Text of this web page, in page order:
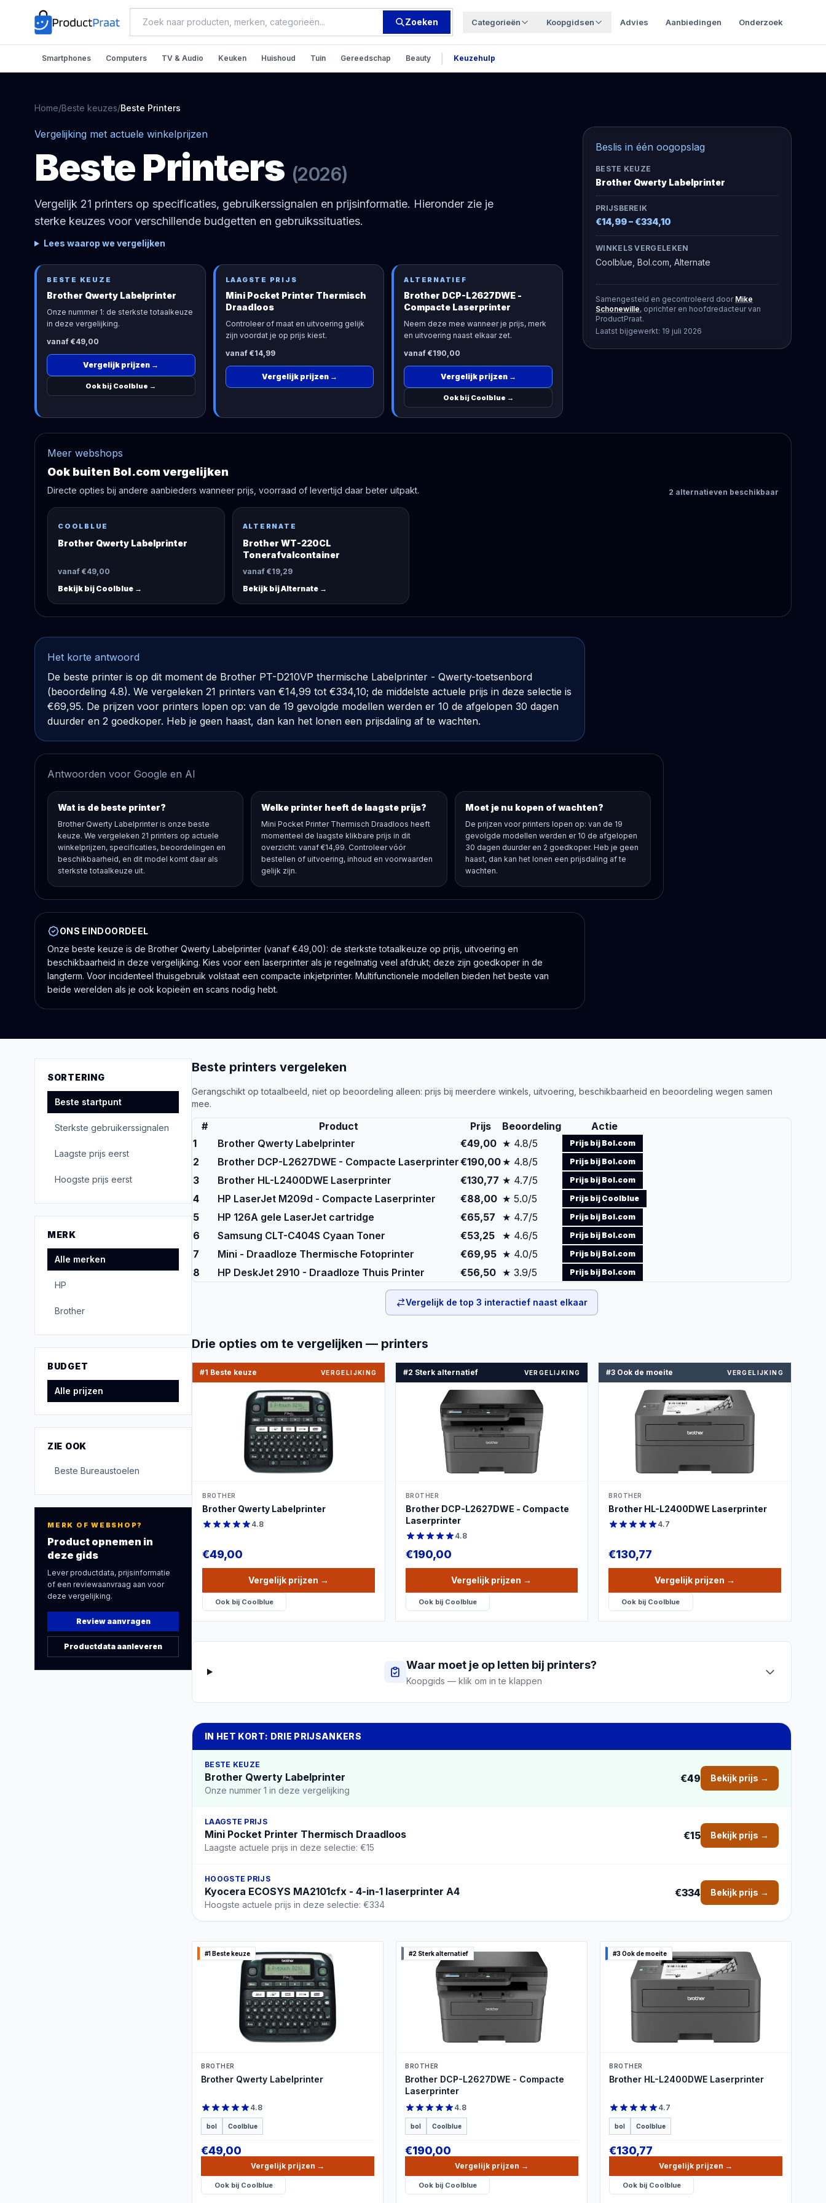
Zoeken Categorieën Koopgidsen Advies Aanbiedingen Onderzoek
Smartphones Computers TV & Audio Keuken Huishoud Tuin Gereedschap Beauty Keuzehulp
Home/Beste keuzes/Beste Printers
Vergelijking met actuele winkelprijzen
BestePrinters (2026)
Vergelijk 21 printers op specificaties, gebruikerssignalen en prijsinformatie. Hieronder zie je
sterke keuzes voor verschillende budgetten en gebruikssituaties.
Lees waarop we vergelijken
BESTE KEUZE
Brother Qwerty Labelprinter
Onze nummer 1: de sterkste totaalkeuze
in deze vergelijking.
vanaf €49,00
Vergelijk prijzen →
Ook bij Coolblue →
LAAGSTE PRIJS
Mini Pocket Printer Thermisch
Draadloos
Controleer of maat en uitvoering gelijk
zijn voordat je op prijs kiest.
vanaf €14,99
Vergelijk prijzen→
ALTERNATIEF
Brother DCP-L2627DWE -
Compacte Laserprinter
Neem deze mee wanneer je prijs, merk
en uitvoering naast elkaar zet.
vanaf €190,00
Vergelijk prijzen→
Ook bij Coolblue →
Beslis in één oogopslag
BESTE KEUZE
Brother Qwerty Labelprinter
PRIJSBEREIK
€14,99– €334,10
WINKELS VERGELEKEN
Coolblue, Bol.com, Alternate
Samengesteld en gecontroleerd door Mike
Schonewille, oprichter en hoofdredacteur van
ProductPraat.
Laatst bijgewerkt: 19 juli 2026
Meer webshops
Ook buiten Bol.com vergelijken
Directe opties bij andere aanbieders wanneer prijs, voorraad of levertijd daar beter uitpakt. 2 alternatieven beschikbaar
COOLBLUE
Brother Qwerty Labelprinter
vanaf €49,00
Bekijk bij Coolblue →
ALTERNATE
Brother WT-220CL
Tonerafvalcontainer
vanaf €19,29
Bekijk bijAlternate→
Het korte antwoord
De beste printer is op dit moment de Brother PT-D210VP thermische Labelprinter - Qwerty-toetsenbord
(beoordeling 4.8). We vergeleken 21 printers van €14,99 tot €334,10; de middelste actuele prijs in deze selectie is
€69,95. De prijzen voor printers lopen op: van de 19 gevolgde modellen werden er 10 de afgelopen 30 dagen
duurder en 2 goedkoper. Heb je geen haast, dan kan het lonen een prijsdaling af te wachten.
Antwoorden voor Google en AI
Wat is de beste printer?
Brother Qwerty Labelprinter is onze beste
keuze. We vergeleken 21 printers op actuele
winkelprijzen, specificaties, beoordelingen en
beschikbaarheid, en dit model komt daar als
sterkste totaalkeuze uit.
Welke printer heeft de laagste prijs?
Mini Pocket Printer Thermisch Draadloos heeft
momenteel de laagste klikbare prijs in dit
overzicht: vanaf €14,99. Controleer vóór
bestellen of uitvoering, inhoud en voorwaarden
gelijk zijn.
Moet je nu kopen of wachten?
De prijzen voor printers lopen op: van de 19
gevolgde modellen werden er 10 de afgelopen
30 dagen duurder en 2 goedkoper. Heb je geen
haast, dan kan het lonen een prijsdaling af te
wachten.
ONS EINDOORDEEL
Onze beste keuze is de Brother Qwerty Labelprinter (vanaf €49,00): de sterkste totaalkeuze op prijs, uitvoering en
beschikbaarheid in deze vergelijking. Kies voor een laserprinter als je regelmatig veel afdrukt; deze zijn goedkoper in de
langterm. Voor incidenteel thuisgebruik volstaat een compacte inkjetprinter. Multifunctionele modellen bieden het beste van
beide werelden als je ook kopieën en scans nodig hebt.
SORTERING
Beste startpunt
Sterkste gebruikerssignalen
Laagste prijs eerst
Hoogste prijs eerst
MERK
Alle merken
HP
Brother
BUDGET
Alle prijzen
ZIE OOK
Beste Bureaustoelen
MERK OF WEBSHOP?
Product opnemen in
deze gids
Lever productdata, prijsinformatie
of een reviewaanvraag aan voor
deze vergelijking.
Review aanvragen
Productdata aanleveren
Beste printers vergeleken
Gerangschikt op totaalbeeld, niet op beoordeling alleen: prijs bij meerdere winkels, uitvoering, beschikbaarheid en beoordeling wegen samen
mee.
# Product Prijs Beoordeling
Actie
1
Brother Qwerty Labelprinter €49,00 ★ 4.8/5 Prijs bij Bol.com
2 Brother DCP-L2627DWE - Compacte Laserprinter€190,00★ 4.8/5 Prijs bij Bol.com
3 Brother HL-L2400DWE Laserprinter €130,77 ★ 4.7/5 Prijs bij Bol.com
4 HP LaserJet M209d - Compacte Laserprinter €88,00 ★ 5.0/5 Prijs bij Coolblue
5 HP 126A gele LaserJet cartridge €65,57 ★ 4.7/5 Prijs bij Bol.com
6 Samsung CLT-C404S Cyaan Toner €53,25 ★ 4.6/5 Prijs bij Bol.com
7 Mini - Draadloze Thermische Fotoprinter €69,95 ★ 4.0/5 Prijs bij Bol.com
8 HP DeskJet 2910 - Draadloze Thuis Printer €56,50 ★ 3.9/5 Prijs bij Bol.com
Vergelijk de top 3 interactief naast elkaar
Drie opties om te vergelijken — printers
#1 Beste keuze VERGELIJKING
PRODUCTBEELD
BROTHER
Brother Qwerty Labelprinter
4.8
€49,00
Vergelijk prijzen →
Ook bij Coolblue
#2 Sterk alternatief VERGELIJKING
PRODUCTBEELD
BROTHER
Brother DCP-L2627DWE - Compacte
Laserprinter
4.8
€190,00
Vergelijk prijzen →
Ook bij Coolblue
#3 Ook de moeite VERGELIJKING
PRODUCTBEELD
BROTHER
Brother HL-L2400DWE Laserprinter
4.7
€130,77
Vergelijk prijzen →
Ook bij Coolblue
Waar moet je op letten bij printers?
Koopgids — klik om in te klappen
IN HET KORT: DRIE PRIJSANKERS
BESTE KEUZE
Brother Qwerty Labelprinter
Onze nummer 1 in deze vergelijking
€49 Bekijk prijs →
LAAGSTE PRIJS
Mini Pocket Printer Thermisch Draadloos
Laagste actuele prijs in deze selectie: €15
€15 Bekijk prijs →
HOOGSTE PRIJS
Kyocera ECOSYS MA2101cfx - 4-in-1 laserprinter A4
Hoogste actuele prijs in deze selectie: €334
€334 Bekijk prijs →
#1 Beste keuze
PRODUCTBEELD
BROTHER
Brother Qwerty Labelprinter
4.8
bol Coolblue
€49,00
Vergelijk prijzen →
Ook bij Coolblue
#2 Sterk alternatief
PRODUCTBEELD
BROTHER
Brother DCP-L2627DWE - Compacte
Laserprinter
4.8
bol Coolblue
€190,00
Vergelijk prijzen →
Ook bij Coolblue
#3 Ook de moeite
PRODUCTBEELD
BROTHER
Brother HL-L2400DWE Laserprinter
4.7
bol Coolblue
€130,77
Vergelijk prijzen →
Ook bij Coolblue